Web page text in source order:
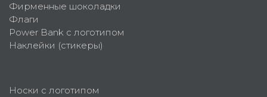
Фирменные шоколадки
Флаги
Power Bank с логотипом
Наклейки (стикеры)
Носки с логотипом